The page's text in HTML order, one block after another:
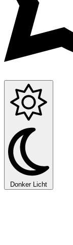
Donker Licht